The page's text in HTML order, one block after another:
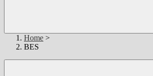
Home >
BES